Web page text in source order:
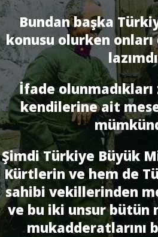
Bundan başka
konusu olurken
İfade
kendilerine ait
Şimdi Türkiye Büyük
Kürtlerin ve hem de
sahibi vekillerinden
ve bu iki unsur